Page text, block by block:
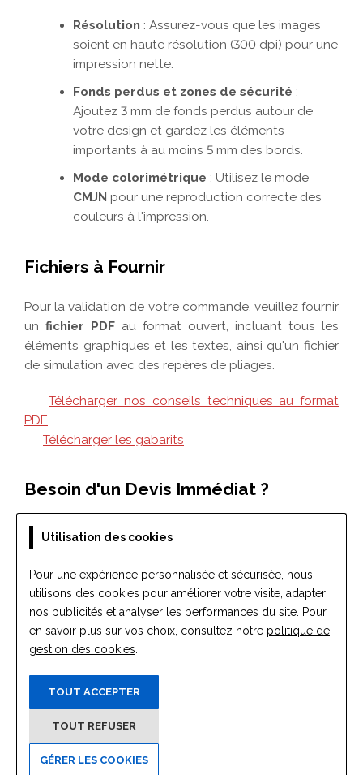
Utilisation des cookies
Pour une expérience personnalisée et sécurisée, nous
utilisons des cookies pour améliorer votre visite, adapter
nos publicités et analyser les performances du site. Pour
en savoir plus sur vos choix, consultez notre politique de
gestion des cookies
TOUT ACCEPTER
TOUT REFUSER
GÉRER LES COOKIES